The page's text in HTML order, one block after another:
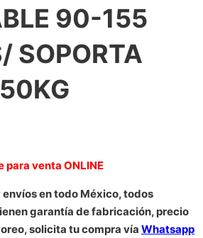
90-155
SOPORTA
venta ONLINE
envíos en todo México, todos
garantía de fabricación, precio
solicita tu compra vía Whatsapp